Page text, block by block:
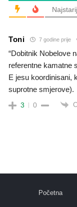
Toni 7 godine prije
“Dobitnik Nobelove
referentne kamatne
E jesu koordinisani,
suprotne smjerove).
3 0
Početna